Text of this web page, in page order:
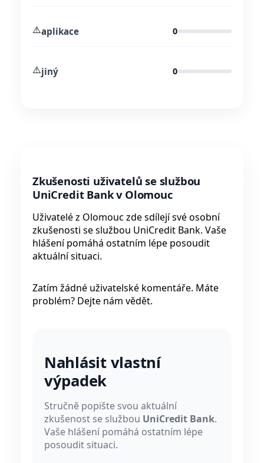
⚠️aplikace 0
⚠️jiný 0
Zkušenosti uživatelů se službou
UniCredit Bank v Olomouc
Uživatelé z Olomouc zde sdílejí své osobní
zkušenosti se službou UniCredit Bank. Vaše
hlášení pomáhá ostatním lépe posoudit
aktuální situaci.
Zatím žádné uživatelské komentáře. Máte
problém? Dejte nám vědět.
Nahlásit vlastní
výpadek
Stručně popište svou aktuální
zkušenost se službou UniCredit Bank.
Vaše hlášení pomáhá ostatním lépe
posoudit situaci.